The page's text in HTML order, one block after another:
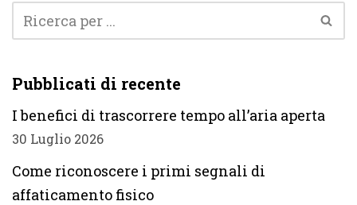
Pubblicati di recente
I benefici di trascorrere tempo all’aria aperta
30 Luglio 2026
Come riconoscere i primi segnali di
affaticamento fisico